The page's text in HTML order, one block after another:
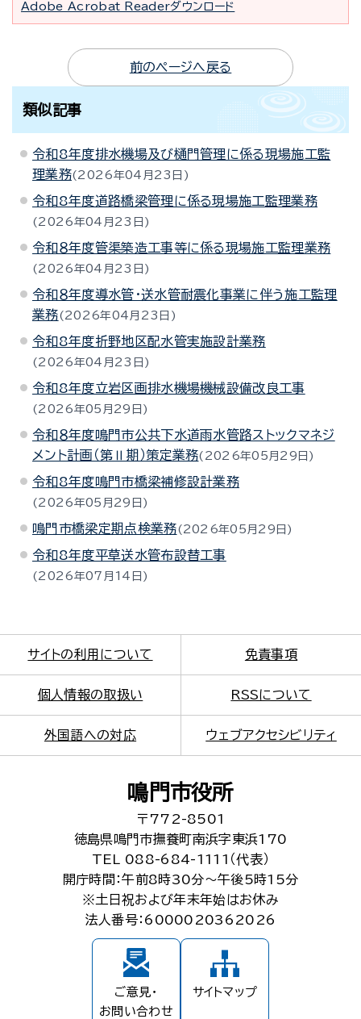
Adobe Acrobat Readerダウンロード
前のページへ戻る
類似記事
令和8年度排水機場及び樋門管理に係る現場施工監
理業務 2026年04月23日
令和8年度道路橋梁管理に係る現場施工監理業務
2026年04月23日
令和８年度管渠築造工事等に係る現場施工監理業務
2026年04月23日
令和８年度導水管・送水管耐震化事業に伴う施工監理
業務
2026年04月23日
令和8年度折野地区配水管実施設計業務
2026年04月23日
令和8年度立岩区画排水機場機械設備改良工事
2026年05月29日
令和８年度鳴門市公共下水道雨水管路ストックマネジ
メント計画（第Ⅱ期）策定業務
2026年05月29日
令和8年度鳴門市橋梁補修設計業務
2026年05月29日
鳴門市橋梁定期点検業務 2026年05月29日
令和8年度平草送水管布設替工事
2026年07月14日
サイトの利用について 免責事項
個人情報の取扱い RSSについて
外国語への対応 ウェブアクセシビリティ
鳴門市役所
〒772-8501
徳島県鳴門市撫養町南浜字東浜170
TEL 088-684-1111（代表）
開庁時間：午前8時30分～午後5時15分
※土日祝および年末年始はお休み
法人番号：6000020362026
ご意見・
お問い合わせ
サイトマップ